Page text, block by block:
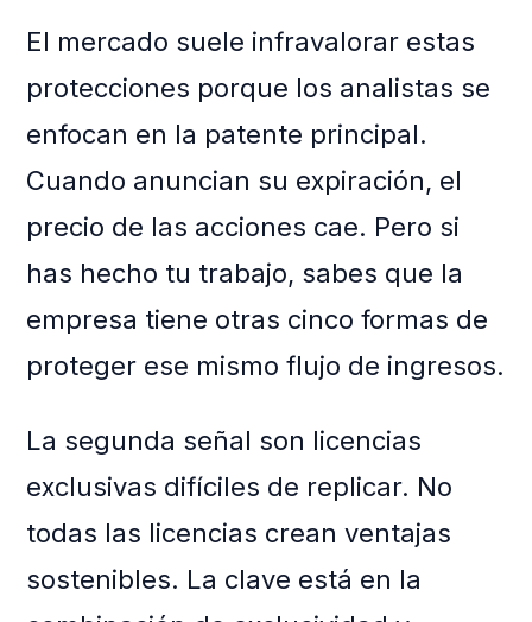
El mercado suele infravalorar estas
protecciones porque los analistas se
enfocan en la patente principal.
Cuando anuncian su expiración, el
precio de las acciones cae. Pero si
has hecho tu trabajo, sabes que la
empresa tiene otras cinco formas de
proteger ese mismo flujo de ingresos.
La segunda señal son licencias
exclusivas difíciles de replicar. No
todas las licencias crean ventajas
sostenibles. La clave está en la